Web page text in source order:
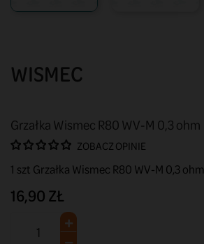
WISMEC
Grzałka Wismec R80 WV-M 0,3 ohm
ZOBACZ OPINIE
1 szt Grzałka Wismec R80 WV-M 0,3 ohm
16,90 ZŁ